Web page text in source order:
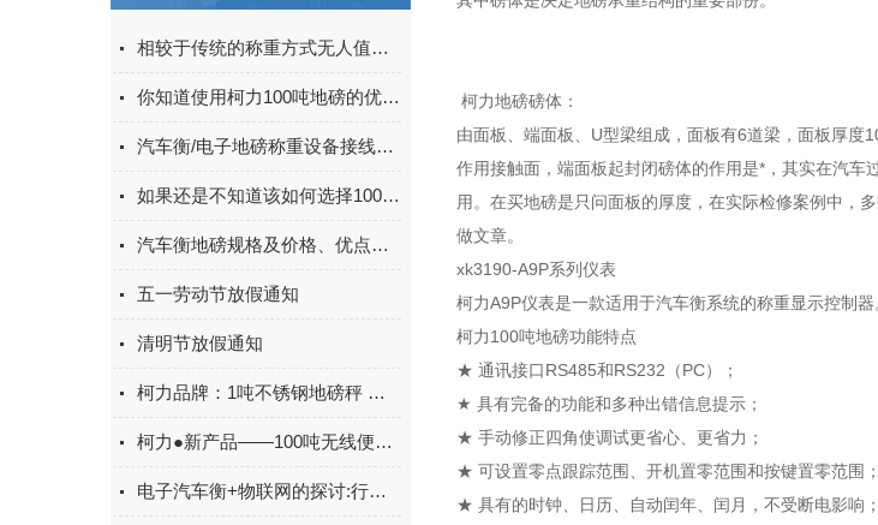
相较于传统的称重方式无人值守自动过磅系统有哪些优势呢
你知道使用柯力100吨地磅的优点有哪些么
汽车衡/电子地磅称重设备接线与接地知识
如果还是不知道该如何选择100吨地磅那不妨看看这些
汽车衡地磅规格及价格、优点、用途及功能有哪些
五一劳动节放假通知
清明节放假通知
柯力品牌：1吨不锈钢地磅秤 问市
柯力●新产品——100吨无线便携式电子地磅秤SCS-KL-WX
电子汽车衡+物联网的探讨:行业发展的视角
柯力地磅磅体：
由面板、端面板、U型梁组成，面板有6道梁，面板厚度
作用接触面，端面板起封闭磅体的作用是*，其实在汽
用。在买地磅是只问面板的厚度，在实际检修案例中，
做文章。
xk3190-A9P系列仪表
柯力A9P仪表是一款适用于汽车衡系统的称重显示控制
柯力100吨地磅功能特点
★ 通讯接口RS485和RS232（PC）；
★ 具有完备的功能和多种出错信息提示；
★ 手动修正四角使调试更省心、更省力；
★ 可设置零点跟踪范围、开机置零范围和按键置零范围；
★ 具有的时钟、日历、自动闰年、闰月，不受断电影响；